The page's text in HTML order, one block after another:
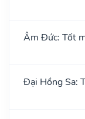
Âm Đức: Tốt
Đại Hồng Sa: